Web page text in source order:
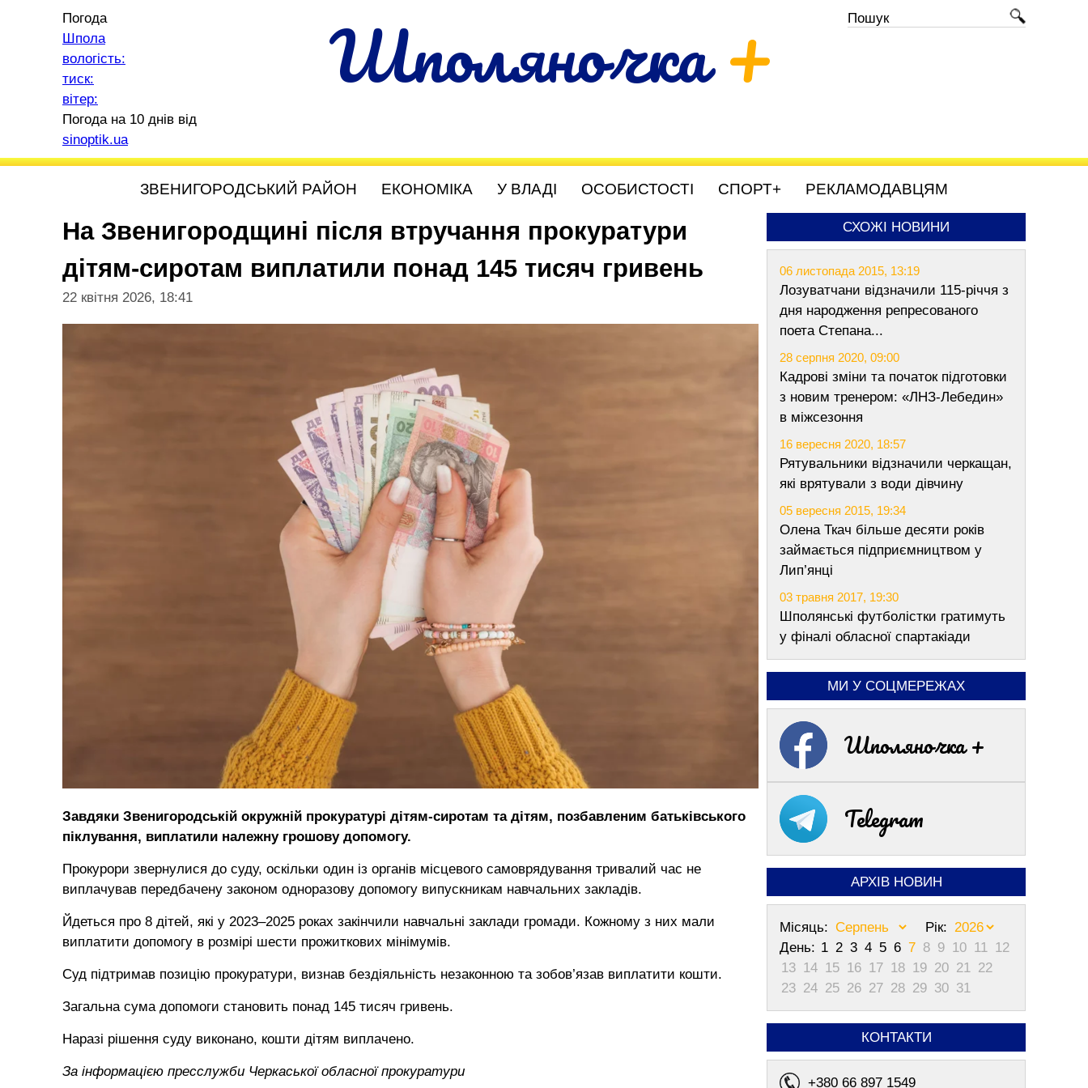
Шполяночка+
Погода
Шпола
вологість:
тиск:
вітер:
Погода на 10 днів від
sinoptik.ua
ЗВЕНИГОРОДСЬКИЙ РАЙОН ЕКОНОМІКА У ВЛАДІ ОСОБИСТОСТІ СПОРТ+ РЕКЛАМОДАВЦЯМ
На Звенигородщині після втручання прокуратури
дітям-сиротам виплатили понад 145 тисяч гривень
22 квітня 2026, 18:41
Завдяки Звенигородській окружній прокуратурі дітям-сиротам та дітям, позбавленим батьківського
піклування, виплатили належну грошову допомогу.
Прокурори звернулися до суду, оскільки один із органів місцевого самоврядування тривалий час не
виплачував передбачену законом одноразову допомогу випускникам навчальних закладів.
Йдеться про 8 дітей, які у 2023–2025 роках закінчили навчальні заклади громади. Кожному з них мали
виплатити допомогу в розмірі шести прожиткових мінімумів.
Суд підтримав позицію прокуратури, визнав бездіяльність незаконною та зобов’язав виплатити кошти.
Загальна сума допомоги становить понад 145 тисяч гривень.
Наразі рішення суду виконано, кошти дітям виплачено.
За інформацією пресслужби Черкаської обласної прокуратури
СХОЖІ НОВИНИ
06 листопада 2015, 13:19
Лозуватчани відзначили 115-річчя з
дня народження репресованого
поета Степана...
28 серпня 2020, 09:00
Кадрові зміни та початок підготовки
з новим тренером: «ЛНЗ-Лебедин»
в міжсезоння
16 вересня 2020, 18:57
Рятувальники відзначили черкащан,
які врятували з води дівчину
05 вересня 2015, 19:34
Олена Ткач більше десяти років
займається підприємництвом у
Лип’янці
03 травня 2017, 19:30
Шполянські футболістки гратимуть
у фіналі обласної спартакіади
МИ У СОЦМЕРЕЖАХ
Шполяночка +
Telegram
АРХІВ НОВИН
Місяць:
Рік:
День: 1 2 3 4 5 6 7 8 9 10 11 12
13 14 15 16 17 18 19 20 21 22
23 24 25 26 27 28 29 30 31
КОНТАКТИ
+380 66 897 1549